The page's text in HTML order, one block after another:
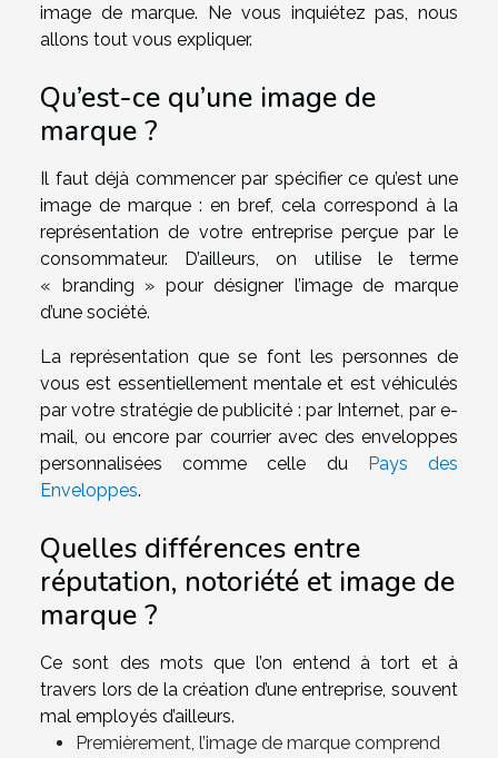
image de marque. Ne vous inquiétez pas, nous
allons tout vous expliquer.
Qu’est-ce qu’une image de
marque ?
Il faut déjà commencer par spécifier ce qu’est une
image de marque : en bref, cela correspond à la
représentation de votre entreprise perçue par le
consommateur. D’ailleurs, on utilise le terme
« branding » pour désigner l’image de marque
d’une société.
La représentation que se font les personnes de
vous est essentiellement mentale et est véhiculés
par votre stratégie de publicité : par Internet, par e-
mail, ou encore par courrier avec des enveloppes
personnalisées comme celle du Pays des
Enveloppes.
Quelles différences entre
réputation, notoriété et image de
marque ?
Ce sont des mots que l’on entend à tort et à
travers lors de la création d’une entreprise, souvent
mal employés d’ailleurs.
Premièrement, l’image de marque comprend